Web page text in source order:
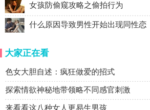
女孩防偷窥攻略之偷拍行为
什么原因导致男性开始出现同性恋
大家正在看
色女大胆自述：疯狂做爱的招式
探索情欲神秘地带领略不同感官刺激
来看看这八种女人更易生男孩